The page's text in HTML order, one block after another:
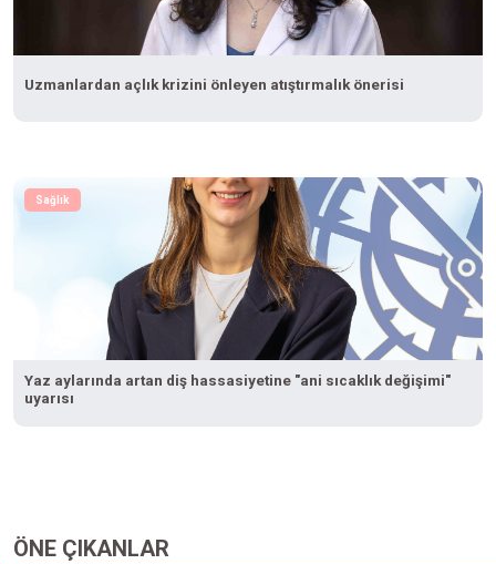
Uzmanlardan açlık krizini önleyen atıştırmalık önerisi
Sağlık
Yaz aylarında artan diş hassasiyetine "ani sıcaklık değişimi"
uyarısı
ÖNE ÇIKANLAR